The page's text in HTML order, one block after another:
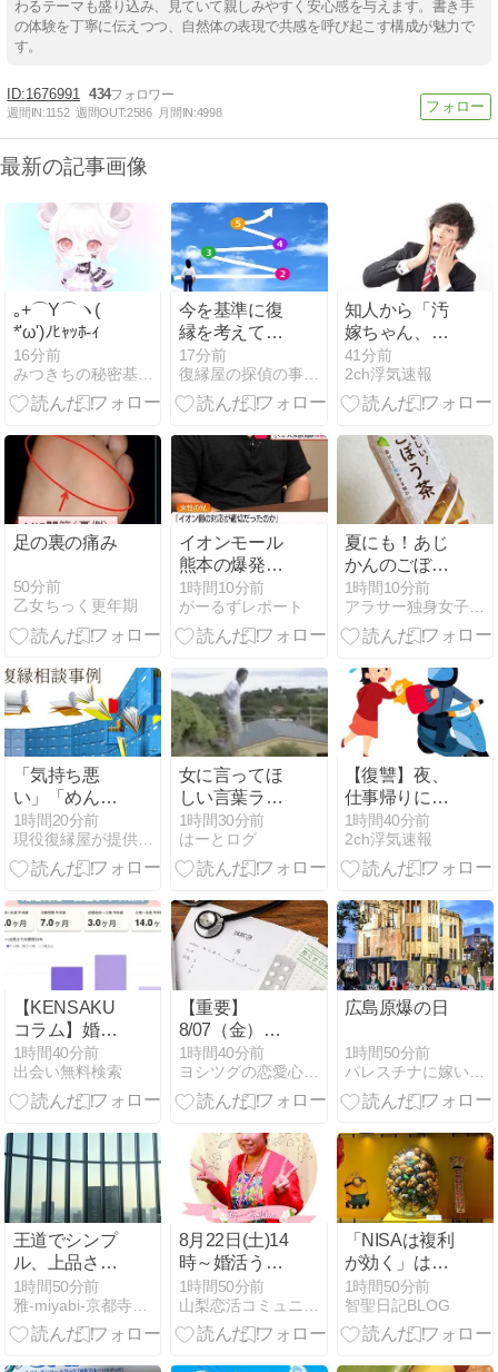
わるテーマも盛り込み、見ていて親しみやすく安心感を与えます。書き手
の体験を丁寧に伝えつつ、自然体の表現で共感を呼び起こす構成が魅力で
す。
1676991 434
週間IN:1152 週間OUT:2586 月間IN:4998
最新の記事画像
｡+⌒Y⌒ヽ(
*'ω')ﾉﾋｬｯﾎ-ｨ
16分前
みつきちの秘密基地 ＊結婚生活編＊
今を基準に復
縁を考えてい
ませんか？
17分前
復縁屋の探偵の事務所の復縁ブログ
知人から「汚
嫁ちゃん、元
彼と付き合っ
てる時、浮気
しまくりだっ
ヤリmanだ
よ」と言われ
る。
41分前
2ch浮気速報
足の裏の痛み
50分前
乙女ちっく更年期
イオンモール
熊本の爆発事
故「本当のこ
とを…」遺族
語る
1時間10分前
がーるずレポート
夏にも！あじ
かんのごぼう
茶
1時間10分前
アラサー独身女子さゆりの徒然日記
「気持ち悪
い」「めんど
くさい」と言
われた復縁相
談｜本当の問
ントロールで
す
1時間20分前
現役復縁屋が提供する読めば復縁できるブログ
女に言ってほ
しい言葉ラン
キング1位ｗ
ｗｗｗｗｗｗ
ｗｗｗｗｗｗ
ｗｗｗ
1時間30分前
はーとログ
【復讐】夜、
仕事帰りに高
速横の道路を
歩いていたら
後ろから来た
ったくられ
た。
1時間40分前
2ch浮気速報
【KENSAKU
コラム】婚活
から“親”にな
るまで2年2ヶ
月！あなたの
ヒント
1時間40分前
出会い無料検索
【重要】
8/07（金）第
147回
「Q&A」セミ
ナー延期のお
好きな人ほど
会えなくなる
のか？
1時間40分前
ヨシツグの恋愛心理ブログ
広島原爆の日
1時間50分前
王道でシンプ
ル、上品さと
万能さを兼ね
備えた婚約指
輪♡
1時間50分前
雅-miyabi-京都寺町 スタッフブログ
8月22日(土)14
時～婚活うま
くいくコツ教
えます！女性
限定の婚活女
1時間50分前
「NISAは複利
が効く」は半
分正しく、半
分誤解です
1時間50分前
智聖日記BLOG